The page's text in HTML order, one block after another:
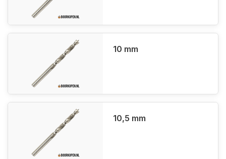
10 mm
10,5 mm